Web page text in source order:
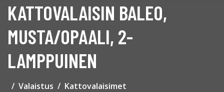
KATTOVALAISIN BALEO,
MUSTA/OPAALI, 2-
LAMPPUINEN
Valaistus Kattovalaisimet